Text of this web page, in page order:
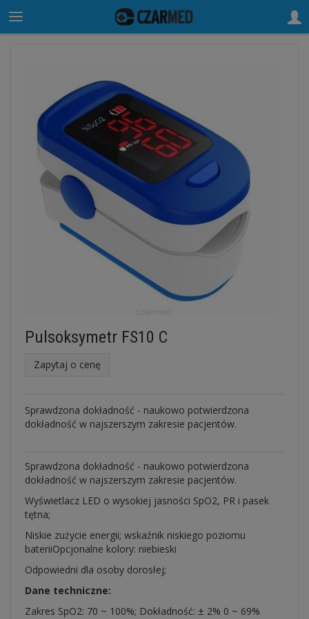
Pulsoksymetr FS10 C
Zapytaj o cenę
Sprawdzona dokładność - naukowo potwierdzona
dokładność w najszerszym zakresie pacjentów.
Sprawdzona dokładność - naukowo potwierdzona
dokładność w najszerszym zakresie pacjentów.
Wyświetlacz LED o wysokiej jasności SpO2, PR i pasek
tętna;
Niskie zużycie energii; wskaźnik niskiego poziomu
bateriiOpcjonalne kolory: niebieski
Odpowiedni dla osoby dorosłej;
Dane techniczne:
Zakres SpO2: 70 ~ 100%; Dokładność: ± 2% 0 ~ 69%